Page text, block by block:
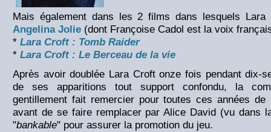
Mais également dans les 2 films dans lesquels
Angelina Jolie (dont Françoise Cadol est la voix
* Lara Croft : Tomb Raider
* Lara Croft : Le Berceau de la vie
Après avoir doublée Lara Croft onze fois pendant dix-
de ses apparitions tout support confondu, la
gentillement fait remercier pour toutes ces années
avant de se faire remplacer par Alice David (vu dans
"bankable" pour assurer la promotion du jeu.